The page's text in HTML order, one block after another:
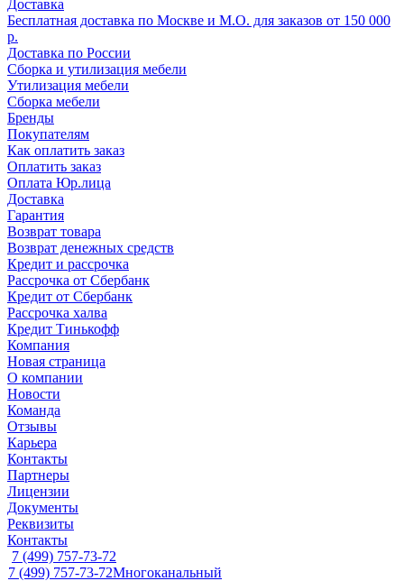
Доставка
Бесплатная доставка по Москве и М.О. для заказов от 150 000
р.
Доставка по России
Сборка и утилизация мебели
Утилизация мебели
Сборка мебели
Бренды
Покупателям
Как оплатить заказ
Оплатить заказ
Оплата Юр.лица
Доставка
Гарантия
Возврат товара
Возврат денежных средств
Кредит и рассрочка
Рассрочка от Сбербанк
Кредит от Сбербанк
Рассрочка халва
Кредит Тинькофф
Компания
Новая страница
О компании
Новости
Команда
Отзывы
Карьера
Контакты
Партнеры
Лицензии
Документы
Реквизиты
Контакты
7 (499) 757-73-72
7 (499) 757-73-72Многоканальный